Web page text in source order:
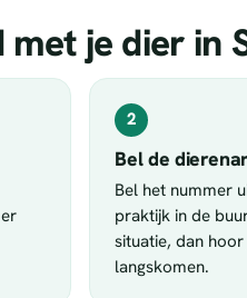
je dier in
2
Bel de
Bel het nummer
praktijk in de
situatie, dan
langskomen.